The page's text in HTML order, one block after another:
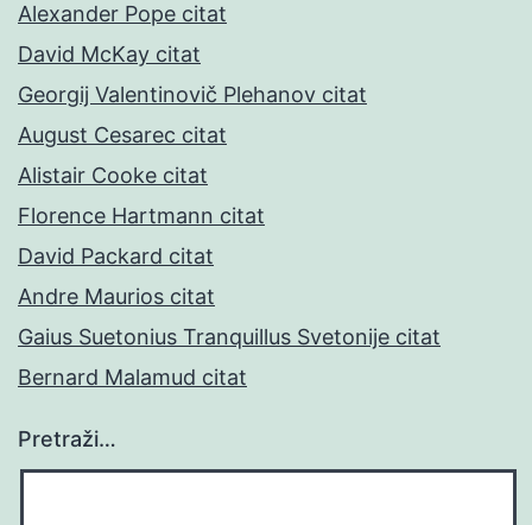
Alexander Pope citat
David McKay citat
Georgij Valentinovič Plehanov citat
August Cesarec citat
Alistair Cooke citat
Florence Hartmann citat
David Packard citat
Andre Maurios citat
Gaius Suetonius Tranquillus Svetonije citat
Bernard Malamud citat
Pretraži…